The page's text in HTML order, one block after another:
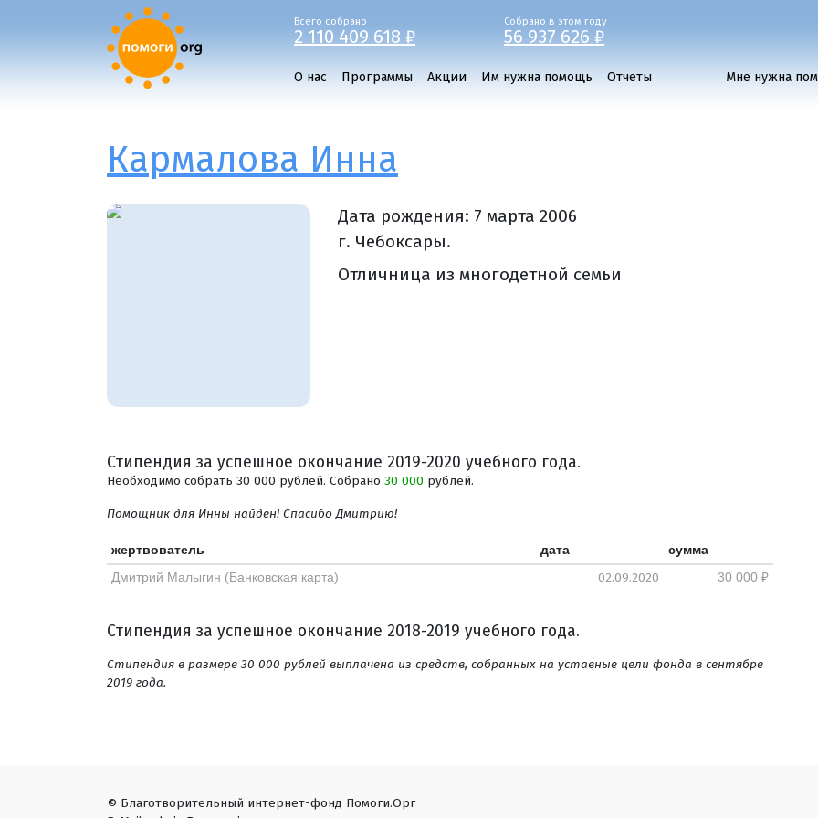
Всего собрано
2 110 409 618 ₽
Собрано в этом году
56 937 626 ₽
О нас Программы Акции Им нужна помощь Отчеты Мне нужна
Кармалова Инна
Дата рождения: 7 марта 2006
г. Чебоксары.
Отличница из многодетной семьи
Стипендия за успешное окончание 2019-2020 учебного года.
Необходимо собрать 30 000 рублей. Собрано 30 000 рублей.
Помощник для Инны найден! Спасибо Дмитрию!
жертвователь дата
сумма
Дмитрий Малыгин (Банковская карта)
02.09.2020 30 000 ₽
Стипендия за успешное окончание 2018-2019 учебного года.
Стипендия в размере 30 000 рублей выплачена из средств, собранных на уставные цели фонда в сентябре
2019 года.
© Благотворительный интернет-фонд Помоги.Орг